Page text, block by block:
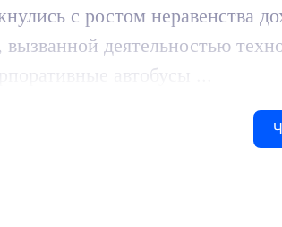
с ростом неравенства
деятельностью
автобусы ...